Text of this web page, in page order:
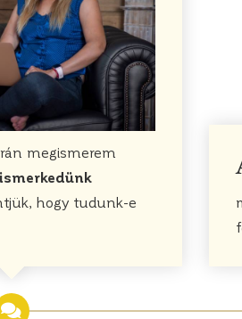
megismerem
hogy tudunk-e